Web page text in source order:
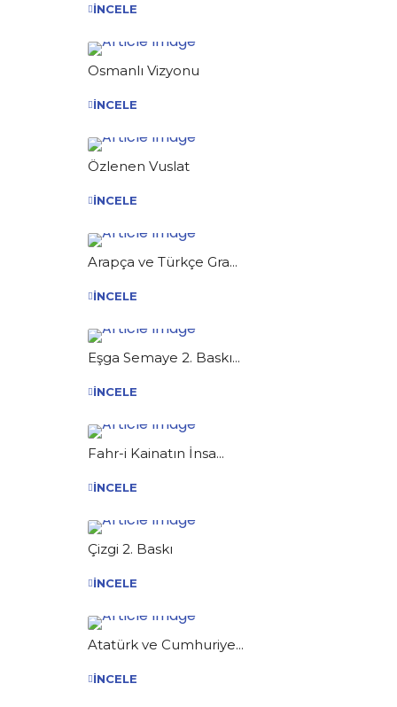
İNCELE
Osmanlı Vizyonu
İNCELE
Özlenen Vuslat
İNCELE
Arapça ve Türkçe Gra...
İNCELE
Eşga Semaye 2. Baskı...
İNCELE
Fahr-i Kainatın İnsa...
İNCELE
Çizgi 2. Baskı
İNCELE
Atatürk ve Cumhuriye...
İNCELE